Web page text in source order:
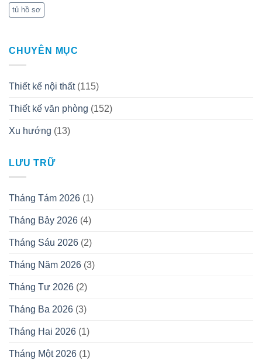
tủ hồ sơ
CHUYÊN MỤC
Thiết kế nội thất(115)
Thiết kế văn phòng (152)
Xu hướng (13)
LƯU TRỮ
Tháng Tám 2026 (1)
Tháng Bảy 2026 (4)
Tháng Sáu 2026 (2)
Tháng Năm 2026 (3)
Tháng Tư 2026 (2)
Tháng Ba 2026 (3)
Tháng Hai 2026 (1)
Tháng Một 2026 (1)